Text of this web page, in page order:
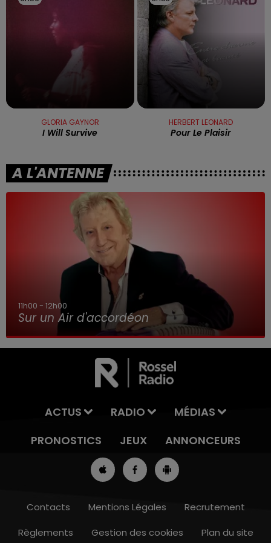
8h00 - 10h00
GLORIA GAYNOR
I Will Survive
HERBERT LEONARD
Pour Le Plaisir
A L'ANTENNE
11h00 - 12h00
Sur un Air d'accordéon
ACTUS RADIO
MÉDIAS
PRONOSTICS
JEUX ANNONCEURS
Contacts Mentions Légales
Recrutement
Règlements
Gestion des cookies Plan du site